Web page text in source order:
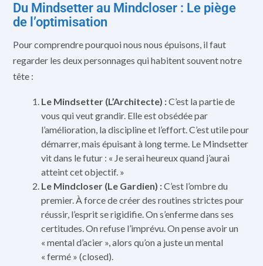
Du Mindsetter au Mindcloser : Le piège
de l’optimisation
Pour comprendre pourquoi nous nous épuisons, il faut
regarder les deux personnages qui habitent souvent notre
tête :
Le Mindsetter (L’Architecte) :C’est la partie de
vous qui veut grandir. Elle est obsédée par
l’amélioration, la discipline et l’effort. C’est utile pour
démarrer, mais épuisant à long terme. Le Mindsetter
vit dans le futur : « Je serai heureux quand j’aurai
atteint cet objectif. »
Le Mindcloser (Le Gardien) :C’est l’ombre du
premier. À force de créer des routines strictes pour
réussir, l’esprit se rigidifie. On s’enferme dans ses
certitudes. On refuse l’imprévu. On pense avoir un
« mental d’acier », alors qu’on a juste un mental
« fermé » (closed).